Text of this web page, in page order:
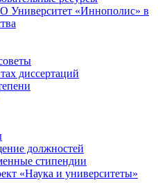
Университет «Иннополис» в
диссертаций
должностей
стипендии
«Наука и университеты»